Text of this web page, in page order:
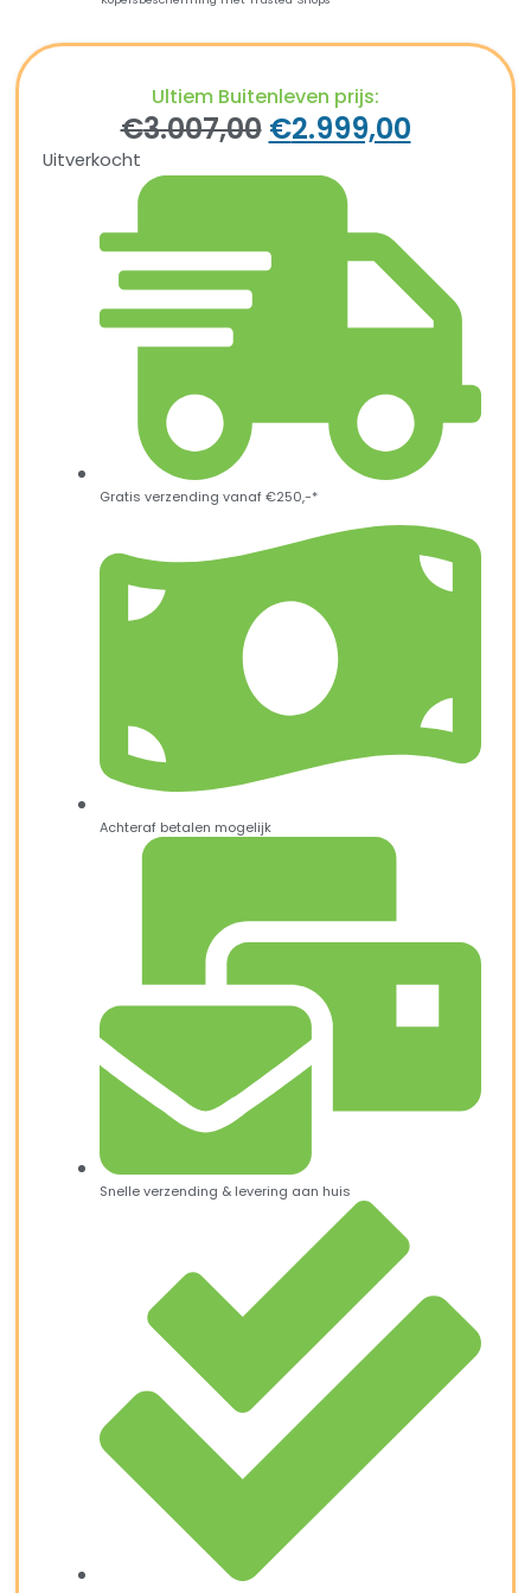
Ultiem Buitenleven prijs:
€3.007,00 €2.999,00
Uitverkocht
Gratis verzending vanaf €250,-*
Achteraf betalen mogelijk
Snelle verzending & levering aan huis